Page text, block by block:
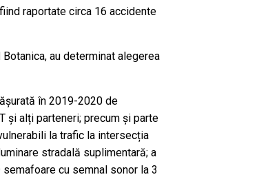
raportate circa 16 accidente
au determinat alegerea
în 2019-2020 de
și alți parteneri; precum și parte
la trafic la intersecția
stradală suplimentară; a
cu semnal sonor la 3